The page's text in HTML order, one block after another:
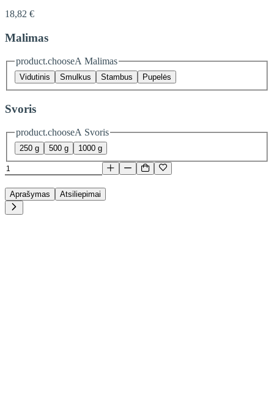
18,82 €
Malimas
product.chooseA Malimas
Vidutinis Smulkus Stambus Pupelės
Svoris
product.chooseA Svoris
250 g 500 g 1000 g
Aprašymas Atsiliepimai